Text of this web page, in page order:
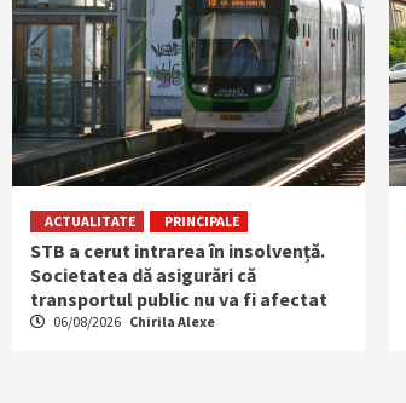
ACTUALITATE PRINCIPALE
STB a cerut intrarea în insolvență.
Societatea dă asigurări că
transportul public nu va fi afectat
06/08/2026 Chirila Alexe